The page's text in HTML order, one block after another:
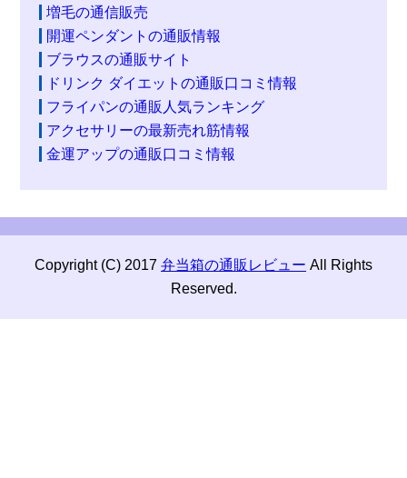
増毛の通信販売
開運ペンダントの通販情報
ブラウスの通販サイト
ドリンク ダイエットの通販口コミ情報
フライパンの通販人気ランキング
アクセサリーの最新売れ筋情報
金運アップの通販口コミ情報
Copyright (C) 2017 弁当箱の通販レビュー All Rights
Reserved.